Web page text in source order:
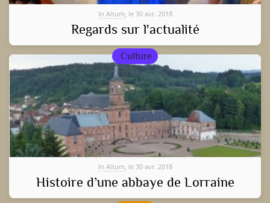
In Altum, le 30 avr. 2018
Regards sur l'actualité
Culture
In Altum, le 30 avr. 2018
Histoire d’une abbaye de Lorraine